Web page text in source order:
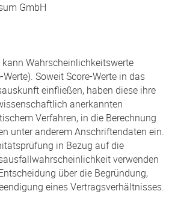
GmbH
Wahrscheinlichkeitswerte
Soweit Score-Werte in das
einfließen, haben diese ihre
anerkannten
Verfahren, in die Berechnung
unter anderem Anschriftendaten ein.
in Bezug auf die
verwenden
über die Begründung,
eines Vertragsverhältnisses.